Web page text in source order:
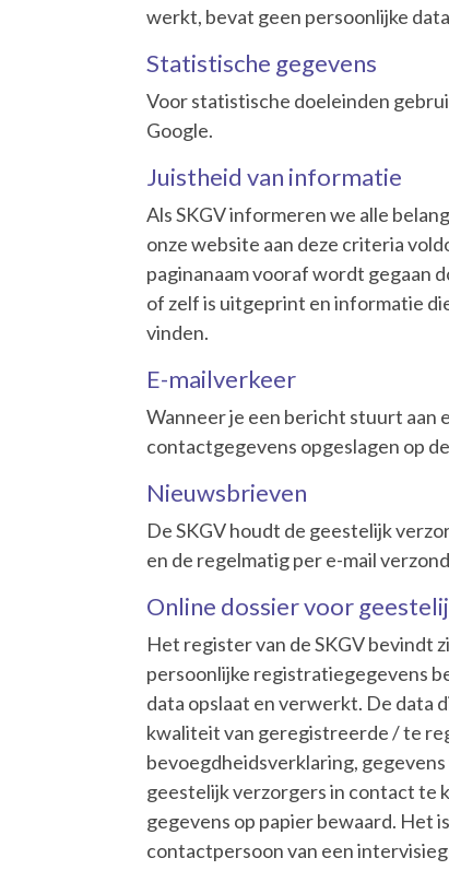
werkt, bevat geen persoonlijke
Statistische gegevens
Voor statistische doeleinden
Google.
Juistheid van informatie
Als SKGV informeren we alle
onze website aan deze criteria
paginanaam vooraf wordt gegaan
of zelf is uitgeprint en informatie
vinden.
E-mailverkeer
Wanneer je een bericht stuurt aan
contactgegevens opgeslagen op
Nieuwsbrieven
De SKGV houdt de geestelijk
en de regelmatig per e-mail
Online dossier voor
Het register van de SKGV bevindt
persoonlijke registratiegegevens
data opslaat en verwerkt. De data
kwaliteit van geregistreerde / te
bevoegdheidsverklaring,
geestelijk verzorgers in contact te
gegevens op papier bewaard. Het
contactpersoon van een